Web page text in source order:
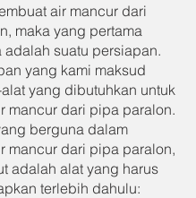
air mancur dari
maka yang pertama
adalah suatu persiapan.
yang kami maksud
yang dibutuhkan untuk
mancur dari pipa paralon.
berguna dalam
mancur dari pipa paralon,
adalah alat yang harus
terlebih dahulu: